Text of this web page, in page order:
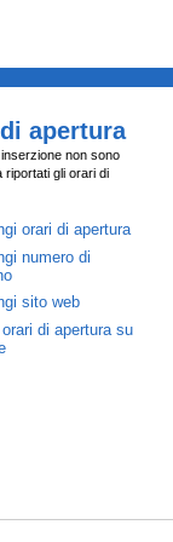
apertura
non sono
riportati gli orari di
orari di apertura
numero di
sito web
di apertura su